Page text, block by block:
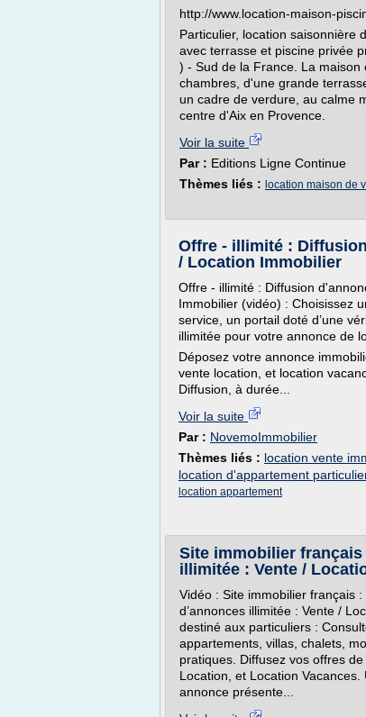
http://www.location-maison-
Particulier, location saisonnière
avec terrasse et piscine privée
) - Sud de la France. La maison
chambres, d'une grande
un cadre de verdure, au calme
centre d'Aix en Provence.
Voir la suite
Par : Editions Ligne Continue
Thèmes liés : location maison de
Offre - illimité :
/ Location Immobilier
Offre - illimité : Diffusion
Immobilier (vidéo) : Choisissez
service, un portail doté d’une
illimitée pour votre annonce de
Déposez votre annonce
vente location, et location
Diffusion, à durée...
Voir la suite
Par : NovemoImmobilier
Thèmes liés : location vente
location d'appartement
location appartement
Site immobilier
illimitée : Vente /
Vidéo : Site immobilier français
d’annonces illimitée : Vente /
destiné aux particuliers :
appartements, villas, chalets,
pratiques. Diffusez vos offres
Location, et Location
annonce présente...